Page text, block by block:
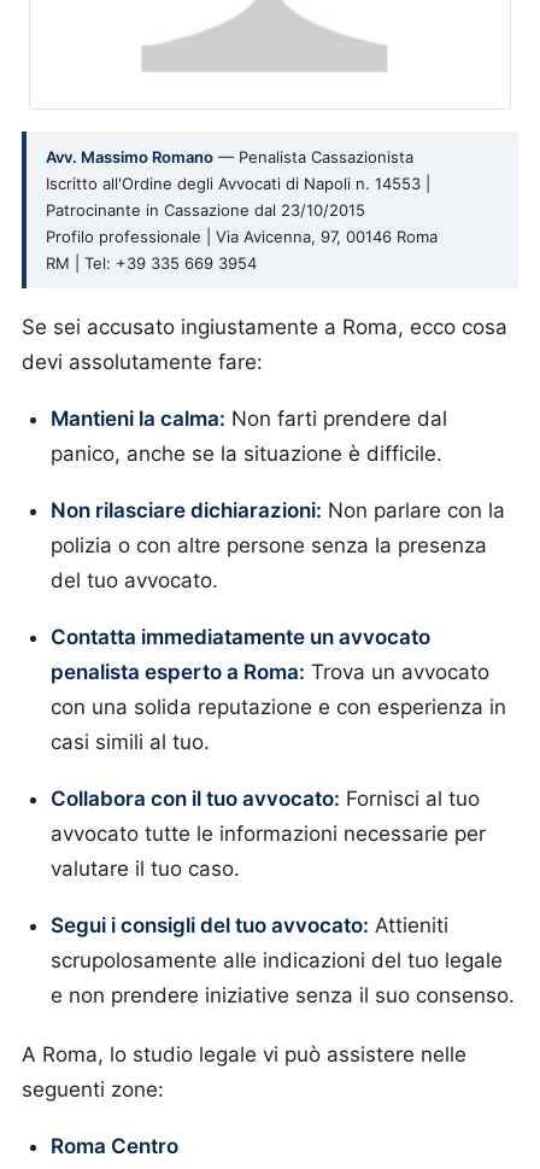
Avv. Massimo Romano — Penalista Cassazionista
Iscritto all'Ordine degli Avvocati di Napoli n. 14553 |
Patrocinante in Cassazione dal 23/10/2015
Profilo professionale | Via Avicenna, 97, 00146 Roma
RM | Tel: +39 335 669 3954
Se sei accusato ingiustamente a Roma, ecco cosa
devi assolutamente fare:
Mantieni la calma: Non farti prendere dal
panico, anche se la situazione è difficile.
Non rilasciare dichiarazioni: Non parlare con la
polizia o con altre persone senza la presenza
del tuo avvocato.
Contatta immediatamente un avvocato
penalista esperto a Roma: Trova un avvocato
con una solida reputazione e con esperienza in
casi simili al tuo.
Collabora con il tuo avvocato: Fornisci al tuo
avvocato tutte le informazioni necessarie per
valutare il tuo caso.
Segui i consigli del tuo avvocato: Attieniti
scrupolosamente alle indicazioni del tuo legale
e non prendere iniziative senza il suo consenso.
A Roma, lo studio legale vi può assistere nelle
seguenti zone:
Roma Centro